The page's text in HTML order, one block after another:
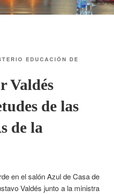
EDUCACIÓN DE
Valdés
de las
de la
en el salón Azul de Casa de
Valdés junto a la ministra